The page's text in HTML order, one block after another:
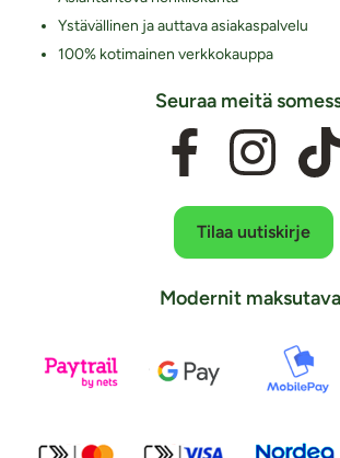
Ystävällinen ja auttava asiakaspalvelu
100% kotimainen verkkokauppa
Seuraa meitä
Tilaa uutiskirje
Modernit